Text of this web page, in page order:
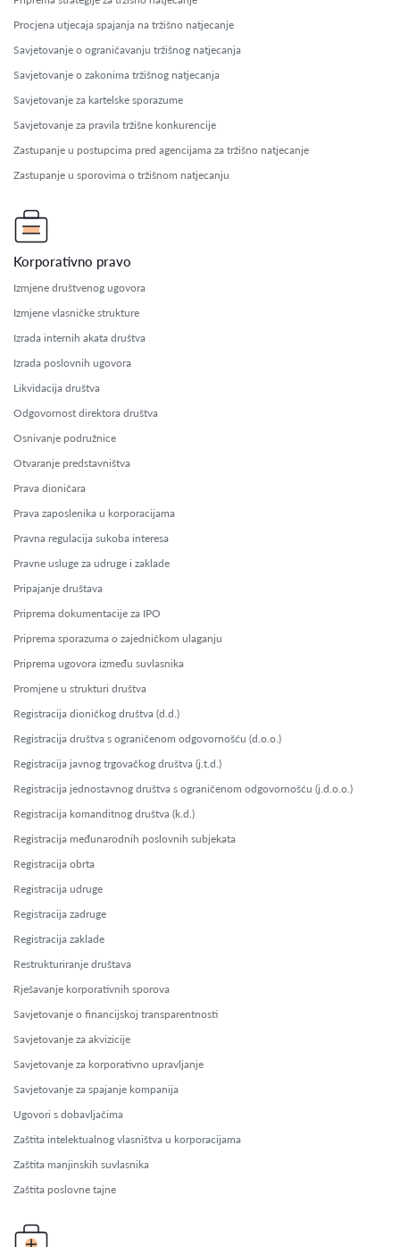
Procjena utjecaja spajanja na tržišno natjecanje
Savjetovanje o ograničavanju tržišnog natjecanja
Savjetovanje o zakonima tržišnog natjecanja
Savjetovanje za kartelske sporazume
Savjetovanje za pravila tržišne konkurencije
Zastupanje u postupcima pred agencijama za tržišno natjecanje
Zastupanje u sporovima o tržišnom natjecanju
Korporativno pravo
Izmjene društvenog ugovora
Izmjene vlasničke strukture
Izrada internih akata društva
Izrada poslovnih ugovora
Likvidacija društva
Odgovornost direktora društva
Osnivanje podružnice
Otvaranje predstavništva
Prava dioničara
Prava zaposlenika u korporacijama
Pravna regulacija sukoba interesa
Pravne usluge za udruge i zaklade
Pripajanje društava
Priprema dokumentacije za IPO
Priprema sporazuma o zajedničkom ulaganju
Priprema ugovora između suvlasnika
Promjene u strukturi društva
Registracija dioničkog društva (d.d.)
Registracija društva s ograničenom odgovornošću (d.o.o.)
Registracija javnog trgovačkog društva (j.t.d.)
Registracija jednostavnog društva s ograničenom odgovornošću (j.d.o.o.)
Registracija komanditnog društva (k.d.)
Registracija međunarodnih poslovnih subjekata
Registracija obrta
Registracija udruge
Registracija zadruge
Registracija zaklade
Restrukturiranje društava
Rješavanje korporativnih sporova
Savjetovanje o financijskoj transparentnosti
Savjetovanje za akvizicije
Savjetovanje za korporativno upravljanje
Savjetovanje za spajanje kompanija
Ugovori s dobavljačima
Zaštita intelektualnog vlasništva u korporacijama
Zaštita manjinskih suvlasnika
Zaštita poslovne tajne